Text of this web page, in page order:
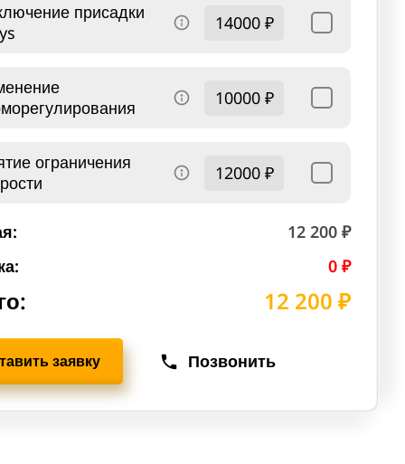
присадки
14000 ₽
10000 ₽
ограничения
12000 ₽
12 200 ₽
0 ₽
12 200 ₽
заявку Позвонить